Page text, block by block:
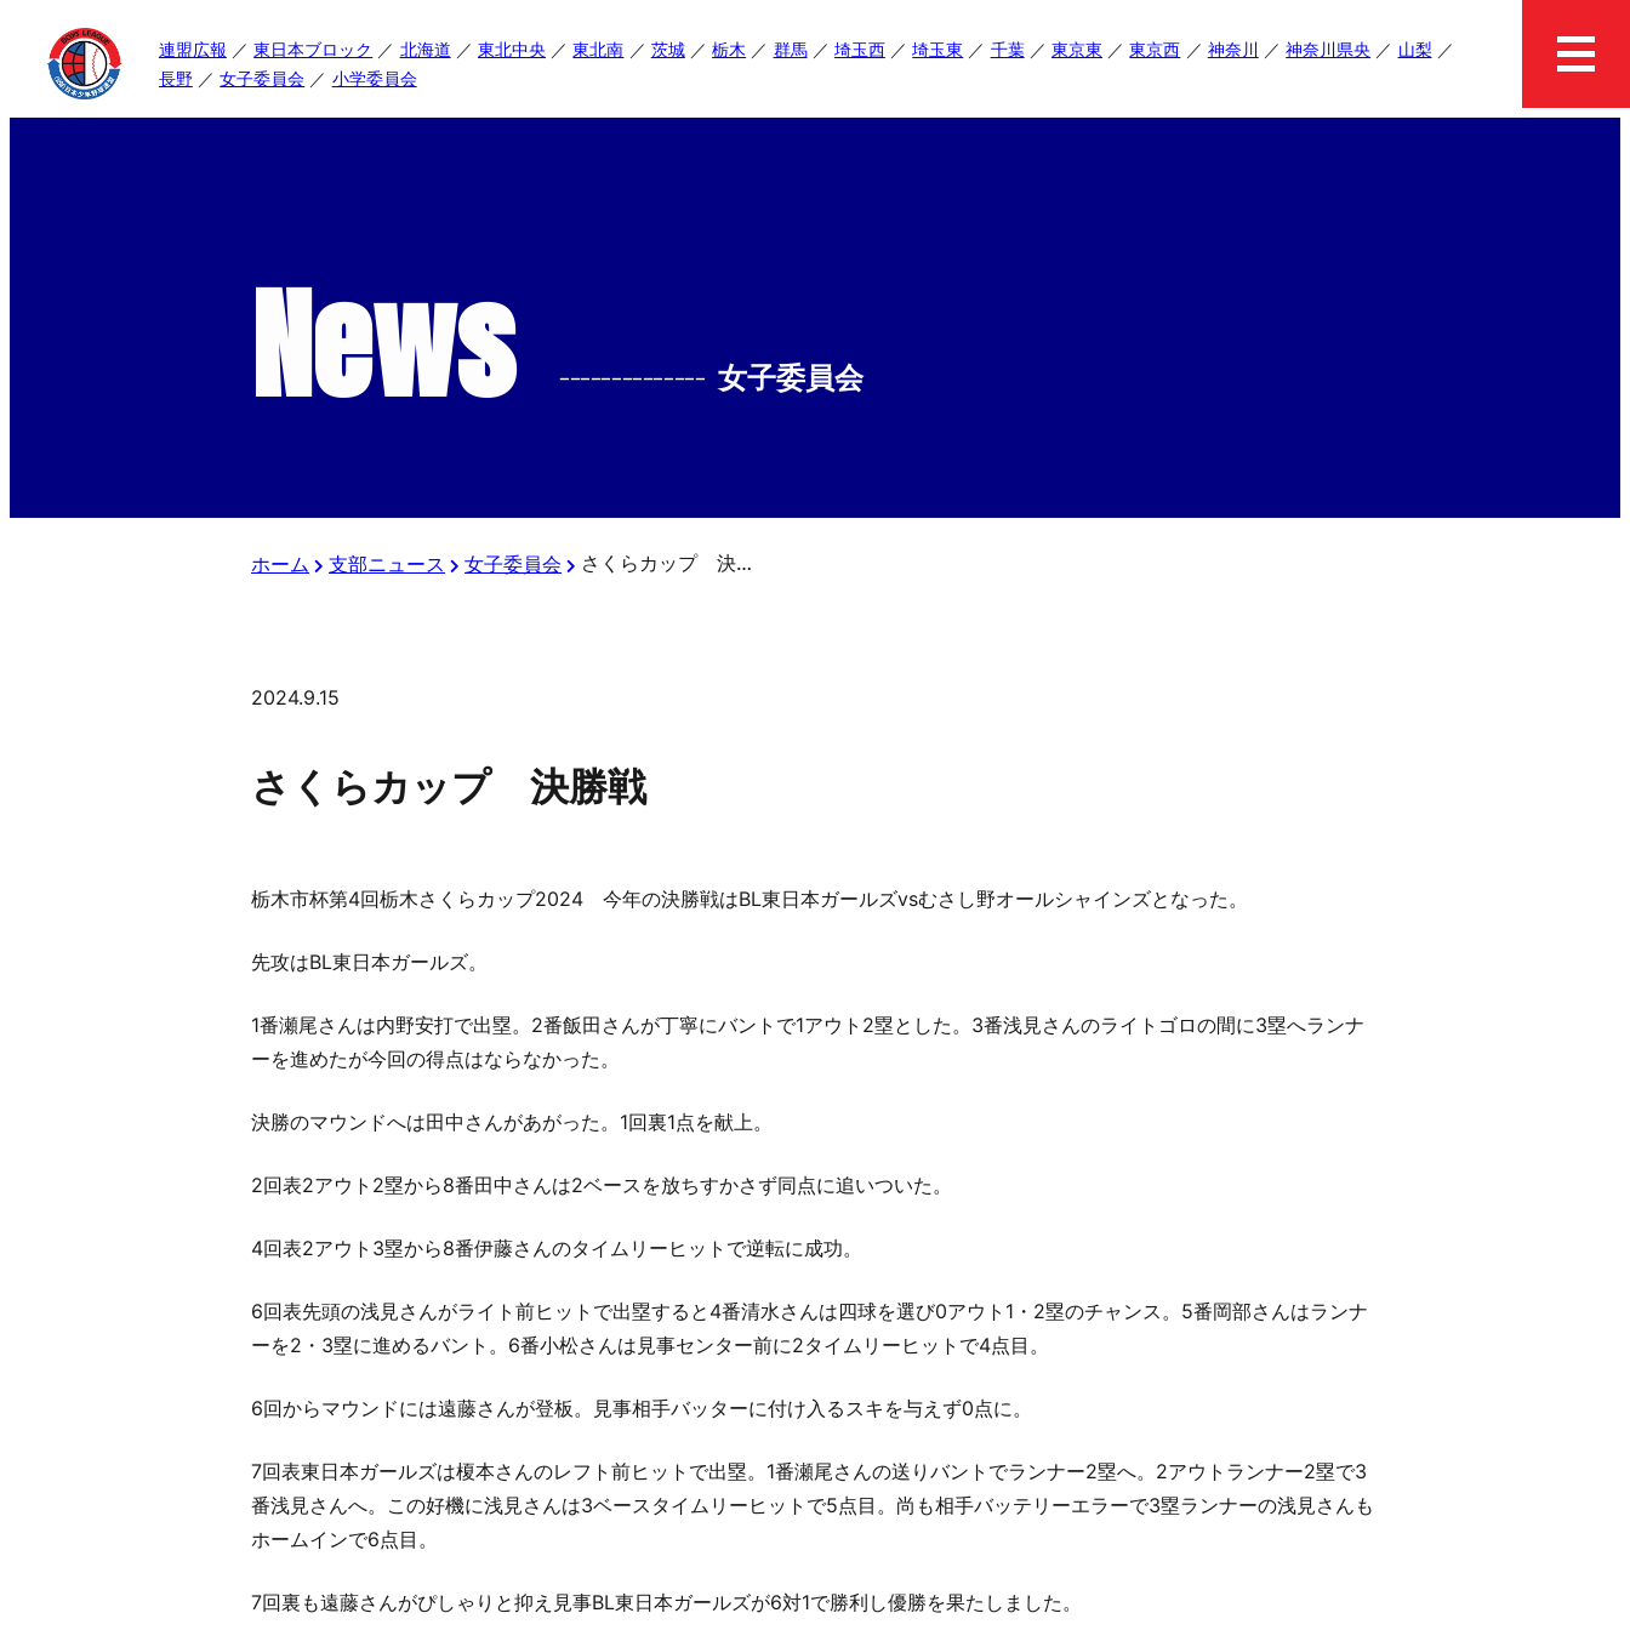
連盟広報 東日本ブロック 北海道 東北中央 東北南 茨城 栃木 群馬 埼玉西 埼玉東 千葉 東京東 東京西 神奈川 神奈川県央
山梨
長野
女子委員会 小学委員会
News -------------- 女子委員会
ホーム 支部ニュース 女子委員会 さくらカップ 決勝戦
2024.9.15
さくらカップ 決勝戦
栃木市杯第4回栃木さくらカップ2024 今年の決勝戦はBL東日本ガールズvsむさし野オールシャインズとなった。
先攻はBL東日本ガールズ。
1番瀬尾さんは内野安打で出塁。2番飯田さんが丁寧にバントで1アウト2塁とした。3番浅見さんのライトゴロの間に3塁へランナ
ーを進めたが今回の得点はならなかった。
決勝のマウンドへは田中さんがあがった。1回裏1点を献上。
2回表2アウト2塁から8番田中さんは2ベースを放ちすかさず同点に追いついた。
4回表2アウト3塁から8番伊藤さんのタイムリーヒットで逆転に成功。
6回表先頭の浅見さんがライト前ヒットで出塁すると4番清水さんは四球を選び0アウト1・2塁のチャンス。5番岡部さんはランナ
ーを2・3塁に進めるバント。6番小松さんは見事センター前に2タイムリーヒットで4点目。
6回からマウンドには遠藤さんが登板。見事相手バッターに付け入るスキを与えず0点に。
7回表東日本ガールズは榎本さんのレフト前ヒットで出塁。1番瀬尾さんの送りバントでランナー2塁へ。2アウトランナー2塁で3
番浅見さんへ。この好機に浅見さんは3ベースタイムリーヒットで5点目。尚も相手バッテリーエラーで3塁ランナーの浅見さんも
ホームインで6点目。
7回裏も遠藤さんがぴしゃりと抑え見事BL東日本ガールズが6対1で勝利し優勝を果たしました。